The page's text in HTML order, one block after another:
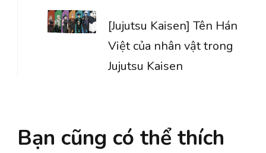
[Jujutsu Kaisen] Tên Hán
Việt của nhân vật trong
Jujutsu Kaisen
Bạn cũng có thể thích